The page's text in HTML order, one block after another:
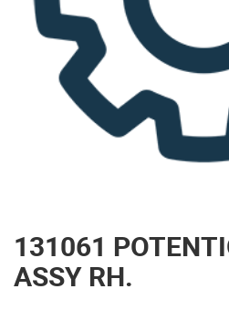
131061
ASSY RH.